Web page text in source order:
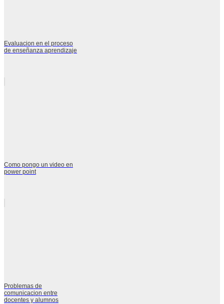
Evaluacion en el proceso
de enseñanza aprendizaje
Como pongo un video en
power point
Problemas de
comunicacion entre
docentes y alumnos